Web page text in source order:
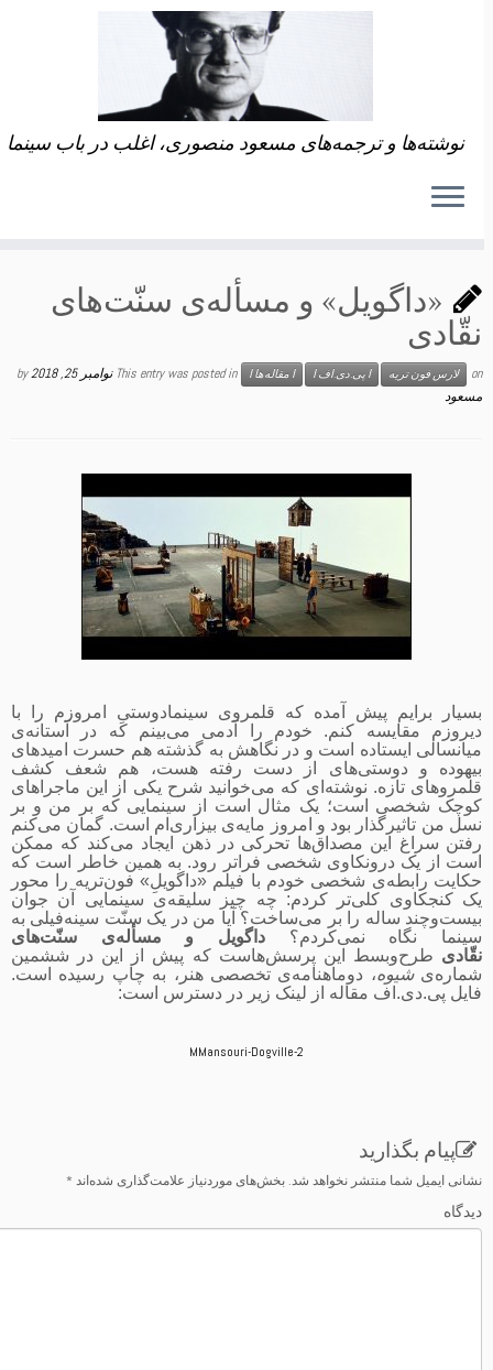
نوشته‌ها و ترجمه‌های مسعود منصوری، اغلب در باب سینما
«داگویل» و مسأله‌ی سنّت‌های
نقّادی
This entry was posted in ا مقاله‌ها ا ا پی.دی.اف‌ ا لارس فون تریه on نوامبر 25, 2018
by
مسعود
بسیار برایم پیش آمده که قلمروی سینمادوستیِ امروزم را با
دیروزم مقایسه کنم. خودم را آدمی می‌بینم که در آستانه‌ی
میانسالی ایستاده است و در نگاهش به گذشته هم حسرت امیدهای
بیهوده و دوستی‌های از دست رفته هست، هم شعف کشف
قلمروهای تازه. نوشته‌ای که می‌خوانید شرح یکی از این ماجراهای
کوچک شخصی است؛ یک مثال است از سینمایی که بر من و بر
نسل من تاثیرگذار بود و امروز مایه‌ی بیزاری‌ام است. گمان می‌کنم
رفتن سراغ این مصداق‌ها تحرکی در ذهن ایجاد می‌کند که ممکن
است از یک درونکاوی شخصی فراتر رود. به همین خاطر است که
حکایت رابطه‌ی شخصی خودم با فیلم «داگویلِ» فون‌تریه را محور
یک کنجکاوی کلی‌تر کردم: چه چیز سلیقه‌ی سینمایی آن جوان
بیست‌وچند ساله را بر می‌ساخت؟ آیا من در یک سنّت سینه‌فیلی به
سینما نگاه نمی‌کردم؟
داگویل و مسأله‌ی سنّت‌های
نقّادیطرح‌وبسط این پرسش‌هاست که پیش از این در ششمین
شماره‌ی شیوه، دوماهنامه‌ی تخصصی هنر، به چاپ رسیده است.
فایل پی.دی.اف مقاله از لینک زیر در دسترس است:
MMansouri-Dogville-2
نشانی ایمیل شما منتشر نخواهد شد.بخش‌های موردنیاز علامت‌گذاری شده‌اند*
دیدگاه